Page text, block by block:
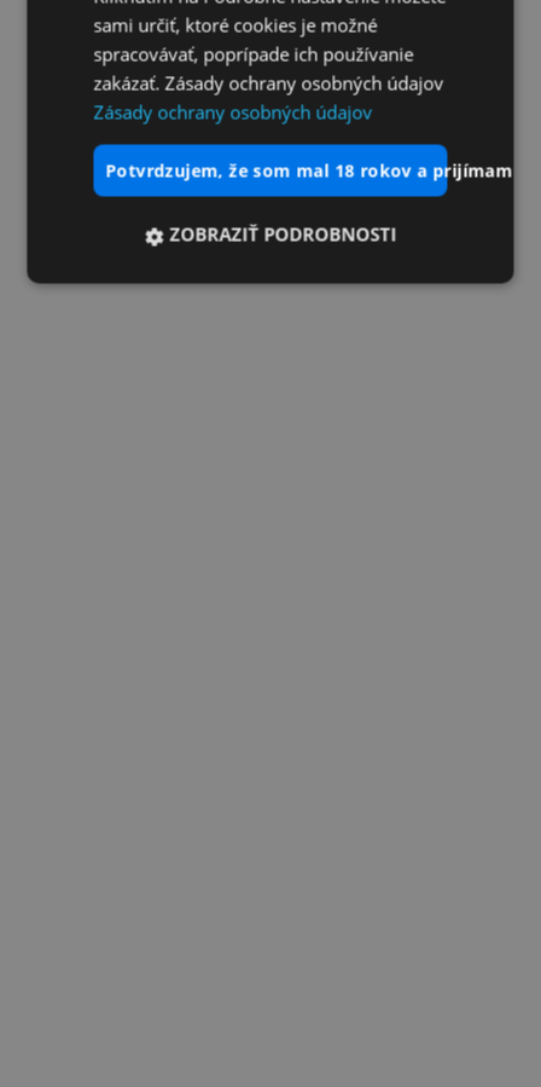
sami určiť, ktoré cookies je možné
spracovávať, poprípade ich používanie
zakázať. Zásady ochrany osobných údajov
Zásady ochrany osobných údajov
potvrdzujem, že som mal 18 rokov a prijímam
ZOBRAZIŤ PODROBNOSTI